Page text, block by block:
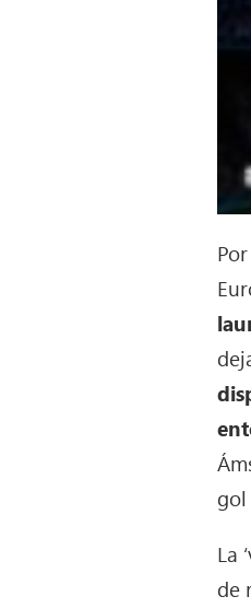
La
de